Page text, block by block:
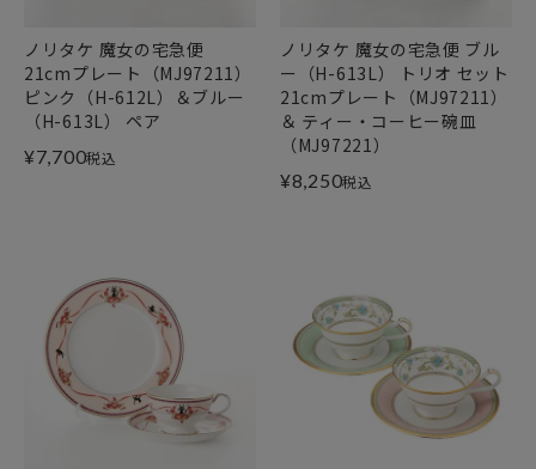
ノリタケ 魔女の宅急便
21cmプレート（MJ97211）
ピンク（H-612L）＆ブルー
（H-613L） ペア
¥7,700税込
ノリタケ 魔女の宅急便 ブル
ー（H-613L） トリオ セット
21cmプレート（MJ97211）
＆ ティー・コーヒー碗皿
（MJ97221）
¥8,250税込